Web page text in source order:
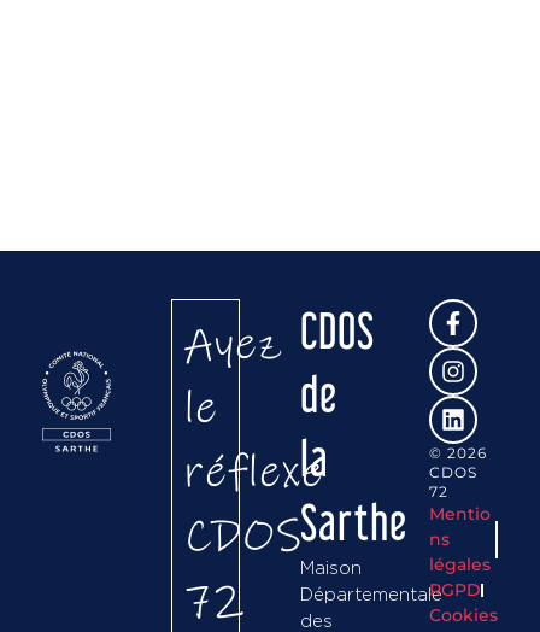
Ayez
le
réflexe
CDOS
72
CDOS
de
la
Sarthe
Maison
Départementale
des
© 2026
CDOS
72
Mentio
ns
légales
RGPD
Cookies